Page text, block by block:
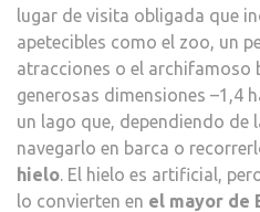
lugar de visita obligada que
apetecibles como el zoo, un
atracciones o el archifamoso
generosas dimensiones –1,4
un lago que, dependiendo de
navegarlo en barca o
hielo. El hielo es artificial,
lo convierten en el mayor de